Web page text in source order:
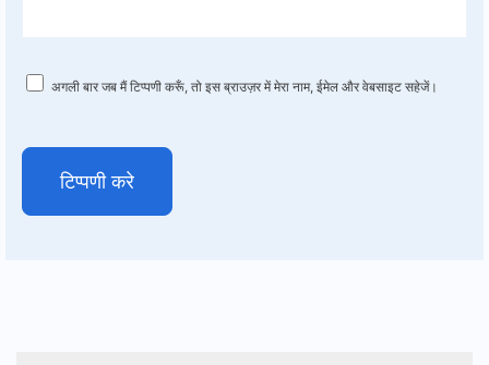
अगली बार जब मैं टिप्पणी करूँ, तो इस ब्राउज़र में मेरा नाम, ईमेल और वेबसाइट सहेजें।